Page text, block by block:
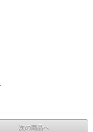
次の商品へ